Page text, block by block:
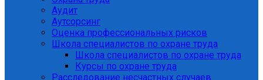
Аудит
Аутсорсинг
Оценка профессиональных рисков
Школа специалистов по охране труда
Школа специалистов по охране труда
Курсы по охране труда
Расследование несчастных случаев